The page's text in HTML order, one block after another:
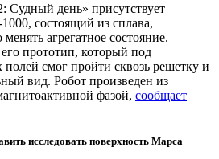
Судный день» присутствует
состоящий из сплава,
агрегатное состояние.
прототип, который под
смог пройти сквозь решетку и
вид. Робот произведен из
фазой, сообщает
исследовать поверхность Марса